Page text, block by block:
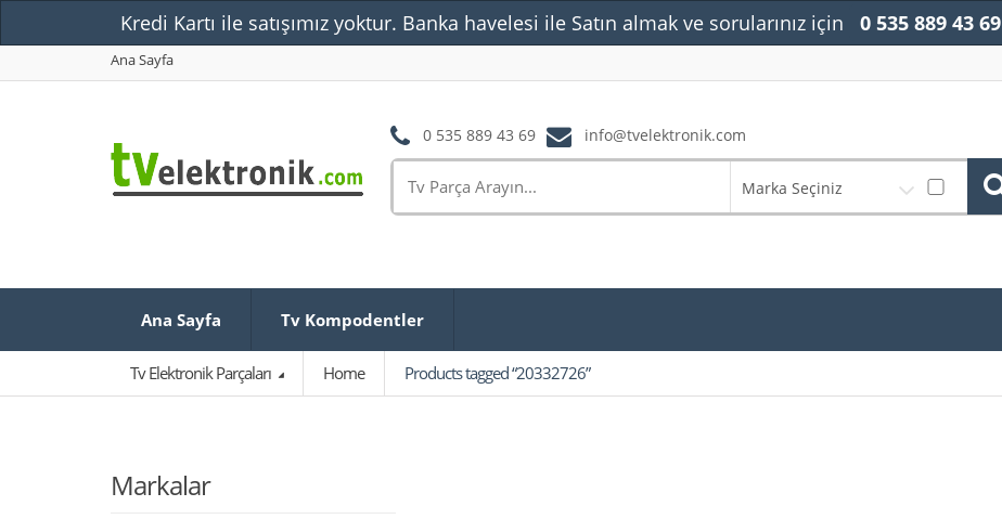
Ana Sayfa
0 535 889 43 69 info@tvelektronik.com
Marka Seçiniz
Ana Sayfa Tv Kompodentler
Tv Elektronik Parçaları Home Products tagged “20332726”
Markalar
Kredi Kartı ile satışımız yoktur. Banka havelesi ile Satın almak ve sorularınız için 0 535 889 43 69